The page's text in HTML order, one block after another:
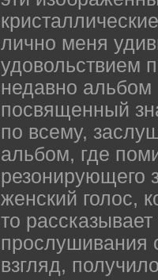
лично меня
удовольствием
недавно
посвященный
по всему,
альбом, где
резонирующего
женский голос,
то
прослушивания
взгляд,